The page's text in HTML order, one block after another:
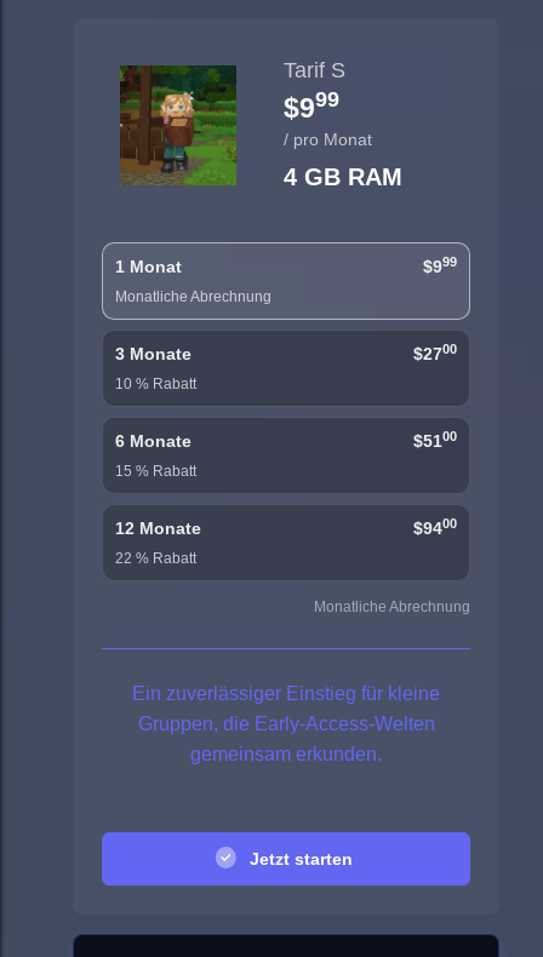
Tarif S
$999
/ pro Monat
4 GB RAM
1 Monat $999
Monatliche Abrechnung
3 Monate $2700
10 % Rabatt
6 Monate $5100
15 % Rabatt
12 Monate $9400
22 % Rabatt
Monatliche Abrechnung
Ein zuverlässiger Einstieg für kleine
Gruppen, die Early-Access-Welten
gemeinsam erkunden.
Jetzt starten